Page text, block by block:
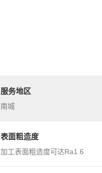
服务地区
南城
表面粗造度
加工表面粗造度可达Ra1.6